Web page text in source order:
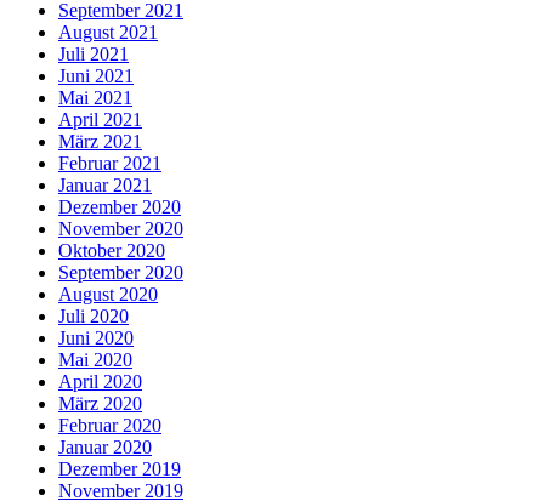
September 2021
August 2021
Juli 2021
Juni 2021
Mai 2021
April 2021
März 2021
Februar 2021
Januar 2021
Dezember 2020
November 2020
Oktober 2020
September 2020
August 2020
Juli 2020
Juni 2020
Mai 2020
April 2020
März 2020
Februar 2020
Januar 2020
Dezember 2019
November 2019